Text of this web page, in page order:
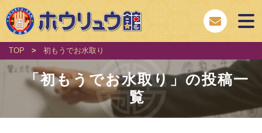
TOP > 初もうでお水取り
「初もうでお水取り」の投稿一
覧